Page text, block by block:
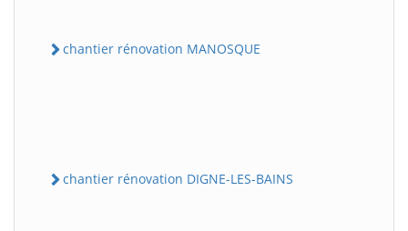
chantier rénovation MANOSQUE
chantier rénovation DIGNE-LES-BAINS